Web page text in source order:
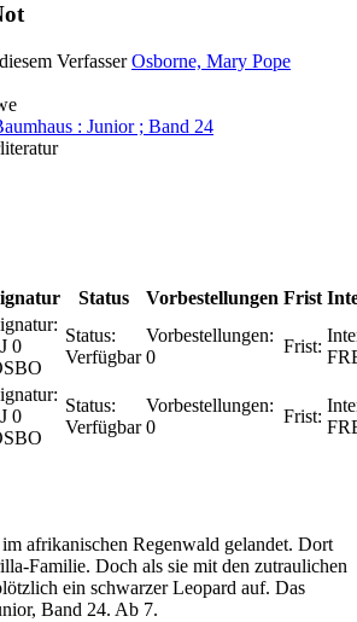
Verfasser Osborne, Mary Pope
: Junior ; Band 24
Status Vorbestellungen Frist
0
Status:
Verfügbar
Vorbestellungen:
0
Frist:
0
Status:
Verfügbar
Vorbestellungen:
0
Frist:
afrikanischen Regenwald gelandet. Dort
Familie. Doch als sie mit den zutraulichen
ein schwarzer Leopard auf. Das
Band 24. Ab 7.